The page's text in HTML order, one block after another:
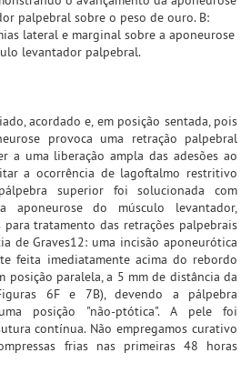
palpebral sobre o peso de ouro. B:
lateral e marginal sobre a aponeurose
levantador palpebral.
acordado e, em posição sentada, pois
provoca uma retração palpebral
a uma liberação ampla das adesões ao
a ocorrência de lagoftalmo restritivo
superior foi solucionada com
aponeurose do músculo levantador,
tratamento das retrações palpebrais
de Graves12: uma incisão aponeurótica
feita imediatamente acima do rebordo
posição paralela, a 5 mm de distância da
6F e 7B), devendo a pálpebra
posição "não-ptótica". A pele foi
contínua. Não empregamos curativo
frias nas primeiras 48 horas